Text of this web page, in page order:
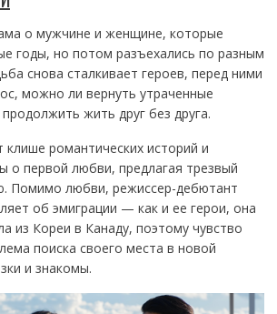
о мужчине и женщине, которые
годы, но потом разъехались по разным
снова сталкивает героев, перед ними
можно ли вернуть утраченные
жить друг без друга.
романтических историй и
о первой любви, предлагая трезвый
Помимо любви, режиссер-дебютант
об эмиграции — как и ее герои, она
из Кореи в Канаду, поэтому чувство
поиска своего места в новой
и знакомы.